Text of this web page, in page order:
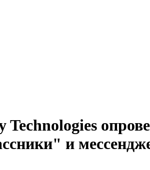
Technologies
и